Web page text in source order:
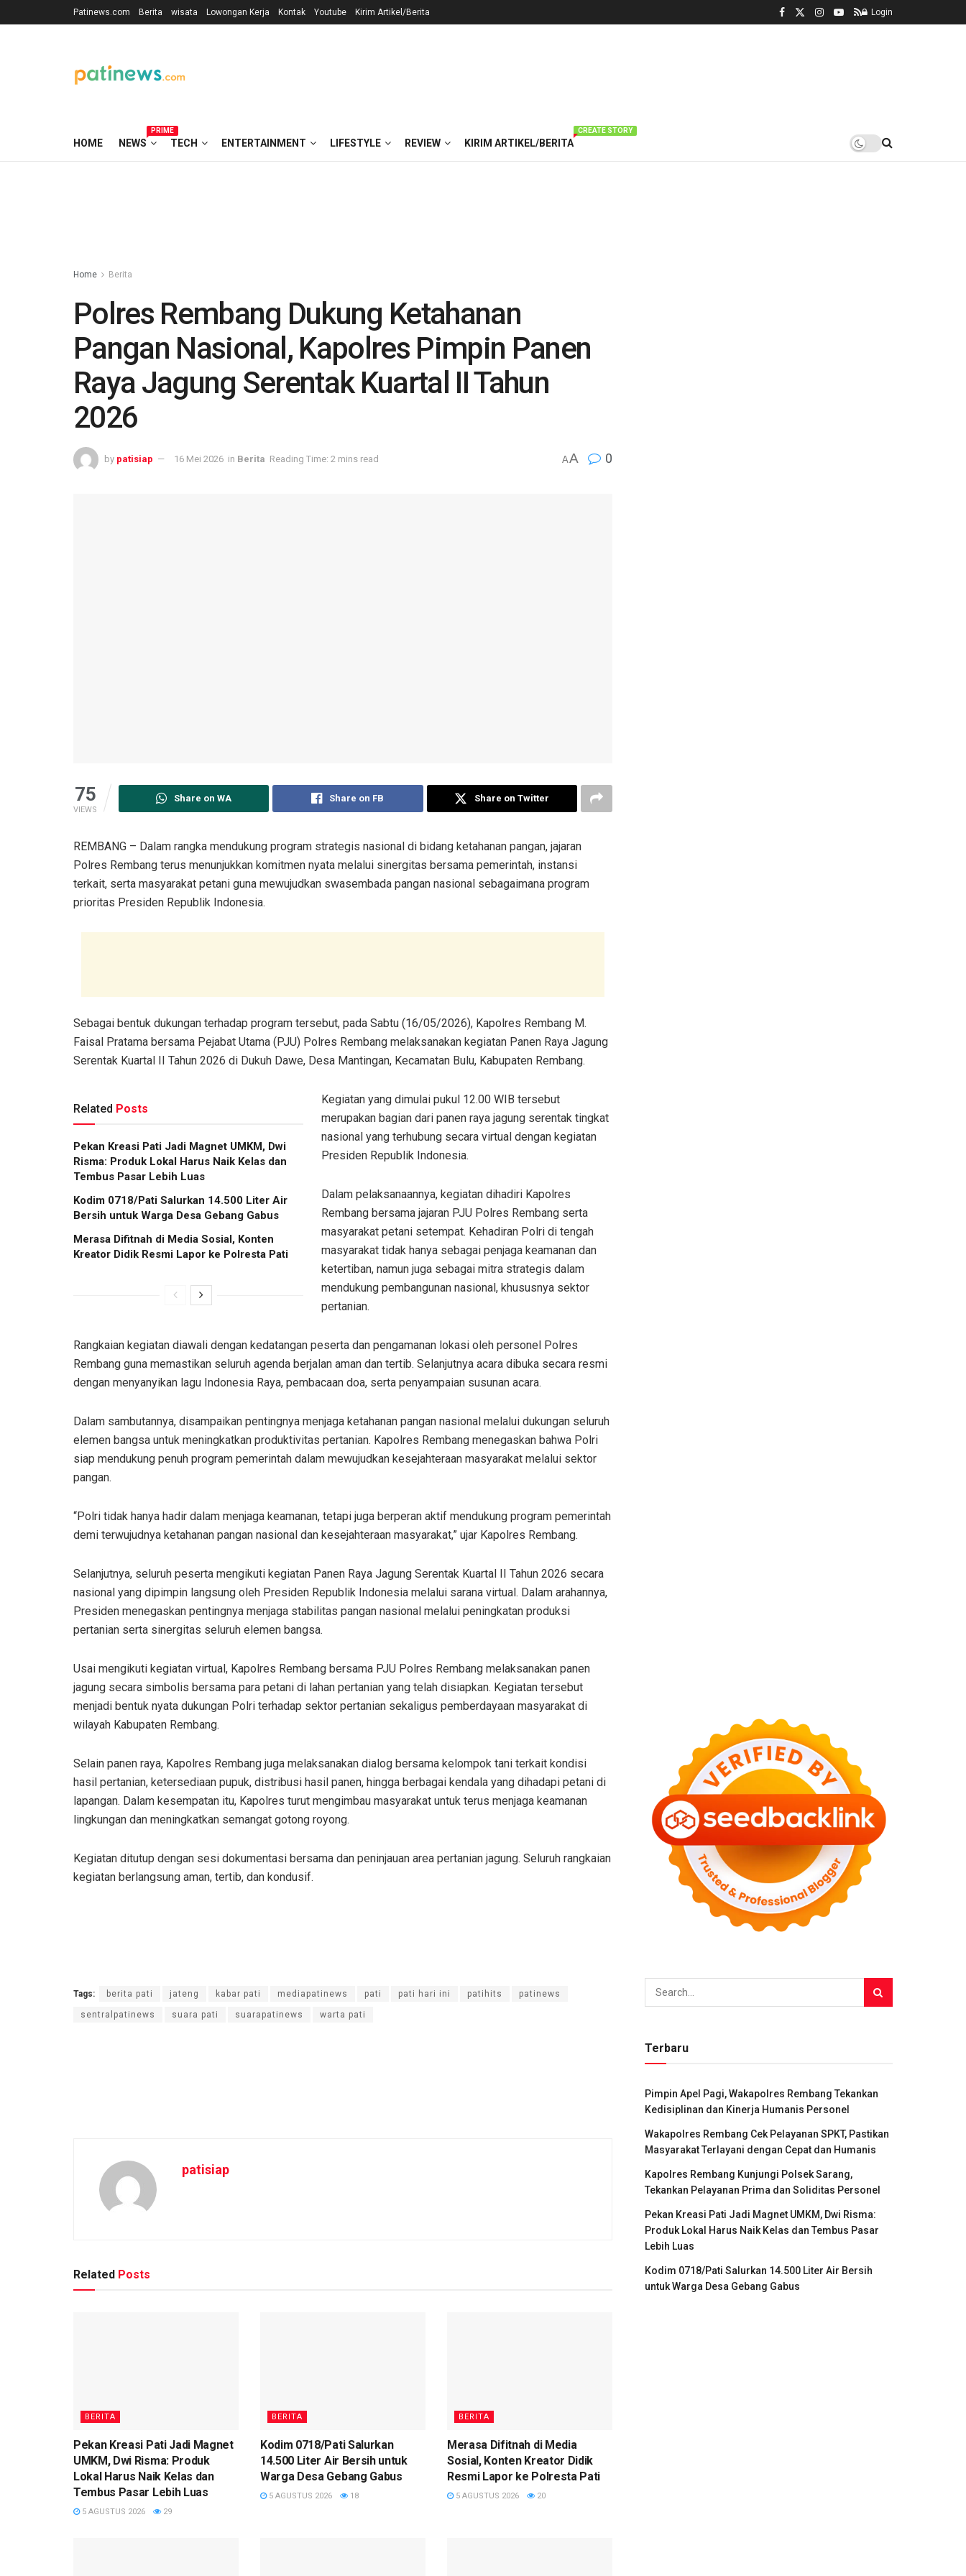
Patinews.com Berita wisata Lowongan Kerja Kontak Youtube Kirim Artikel/Berita Login
HOME NEWS
PRIME
TECH ENTERTAINMENT LIFESTYLE REVIEW KIRIM ARTIKEL/BERITA
CREATE STORY
Home Berita
Polres Rembang Dukung Ketahanan
Pangan Nasional, Kapolres Pimpin Panen
Raya Jagung Serentak Kuartal II Tahun
2026
by patisiap 16 Mei 2026 in Berita Reading Time: 2 mins read AA 0
75
VIEWS
Share on WA Share on FB Share on Twitter
REMBANG – Dalam rangka mendukung program strategis nasional di bidang ketahanan pangan, jajaran
Polres Rembang terus menunjukkan komitmen nyata melalui sinergitas bersama pemerintah, instansi
terkait, serta masyarakat petani guna mewujudkan swasembada pangan nasional sebagaimana program
prioritas Presiden Republik Indonesia.
Sebagai bentuk dukungan terhadap program tersebut, pada Sabtu (16/05/2026), Kapolres Rembang M.
Faisal Pratama bersama Pejabat Utama (PJU) Polres Rembang melaksanakan kegiatan Panen Raya Jagung
Serentak Kuartal II Tahun 2026 di Dukuh Dawe, Desa Mantingan, Kecamatan Bulu, Kabupaten Rembang.
Related Posts
Pekan Kreasi Pati Jadi Magnet UMKM, Dwi
Risma: Produk Lokal Harus Naik Kelas dan
Tembus Pasar Lebih Luas
Kodim 0718/Pati Salurkan 14.500 Liter Air
Bersih untuk Warga Desa Gebang Gabus
Merasa Difitnah di Media Sosial, Konten
Kreator Didik Resmi Lapor ke Polresta Pati
Kegiatan yang dimulai pukul 12.00 WIB tersebut
merupakan bagian dari panen raya jagung serentak tingkat
nasional yang terhubung secara virtual dengan kegiatan
Presiden Republik Indonesia.
Dalam pelaksanaannya, kegiatan dihadiri Kapolres
Rembang bersama jajaran PJU Polres Rembang serta
masyarakat petani setempat. Kehadiran Polri di tengah
masyarakat tidak hanya sebagai penjaga keamanan dan
ketertiban, namun juga sebagai mitra strategis dalam
mendukung pembangunan nasional, khususnya sektor
pertanian.
Rangkaian kegiatan diawali dengan kedatangan peserta dan pengamanan lokasi oleh personel Polres
Rembang guna memastikan seluruh agenda berjalan aman dan tertib. Selanjutnya acara dibuka secara resmi
dengan menyanyikan lagu Indonesia Raya, pembacaan doa, serta penyampaian susunan acara.
Dalam sambutannya, disampaikan pentingnya menjaga ketahanan pangan nasional melalui dukungan seluruh
elemen bangsa untuk meningkatkan produktivitas pertanian. Kapolres Rembang menegaskan bahwa Polri
siap mendukung penuh program pemerintah dalam mewujudkan kesejahteraan masyarakat melalui sektor
pangan.
“Polri tidak hanya hadir dalam menjaga keamanan, tetapi juga berperan aktif mendukung program pemerintah
demi terwujudnya ketahanan pangan nasional dan kesejahteraan masyarakat,” ujar Kapolres Rembang.
Selanjutnya, seluruh peserta mengikuti kegiatan Panen Raya Jagung Serentak Kuartal II Tahun 2026 secara
nasional yang dipimpin langsung oleh Presiden Republik Indonesia melalui sarana virtual. Dalam arahannya,
Presiden menegaskan pentingnya menjaga stabilitas pangan nasional melalui peningkatan produksi
pertanian serta sinergitas seluruh elemen bangsa.
Usai mengikuti kegiatan virtual, Kapolres Rembang bersama PJU Polres Rembang melaksanakan panen
jagung secara simbolis bersama para petani di lahan pertanian yang telah disiapkan. Kegiatan tersebut
menjadi bentuk nyata dukungan Polri terhadap sektor pertanian sekaligus pemberdayaan masyarakat di
wilayah Kabupaten Rembang.
Selain panen raya, Kapolres Rembang juga melaksanakan dialog bersama kelompok tani terkait kondisi
hasil pertanian, ketersediaan pupuk, distribusi hasil panen, hingga berbagai kendala yang dihadapi petani di
lapangan. Dalam kesempatan itu, Kapolres turut mengimbau masyarakat untuk terus menjaga keamanan
lingkungan dan meningkatkan semangat gotong royong.
Kegiatan ditutup dengan sesi dokumentasi bersama dan peninjauan area pertanian jagung. Seluruh rangkaian
kegiatan berlangsung aman, tertib, dan kondusif.
Tags: berita pati jateng kabar pati mediapatinews pati pati hari ini patihits patinews
sentralpatinews suara pati suarapatinews warta pati
patisiap
Related Posts
BERITA
Pekan Kreasi Pati Jadi Magnet
UMKM, Dwi Risma: Produk
Lokal Harus Naik Kelas dan
Tembus Pasar Lebih Luas
5 AGUSTUS 2026 29
BERITA
Kodim 0718/Pati Salurkan
14.500 Liter Air Bersih untuk
Warga Desa Gebang Gabus
5 AGUSTUS 2026 18
BERITA
Merasa Difitnah di Media
Sosial, Konten Kreator Didik
Resmi Lapor ke Polresta Pati
5 AGUSTUS 2026 20
Terbaru
Pimpin Apel Pagi, Wakapolres Rembang Tekankan
Kedisiplinan dan Kinerja Humanis Personel
Wakapolres Rembang Cek Pelayanan SPKT, Pastikan
Masyarakat Terlayani dengan Cepat dan Humanis
Kapolres Rembang Kunjungi Polsek Sarang,
Tekankan Pelayanan Prima dan Soliditas Personel
Pekan Kreasi Pati Jadi Magnet UMKM, Dwi Risma:
Produk Lokal Harus Naik Kelas dan Tembus Pasar
Lebih Luas
Kodim 0718/Pati Salurkan 14.500 Liter Air Bersih
untuk Warga Desa Gebang Gabus